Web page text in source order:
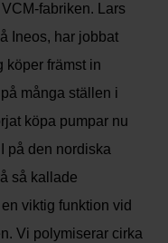
fabriken. Lars
Ineos, har jobbat
köper främst in
många ställen i
köpa pumpar nu
på den nordiska
så kallade
viktig funktion vid
Vi polymiserar cirka